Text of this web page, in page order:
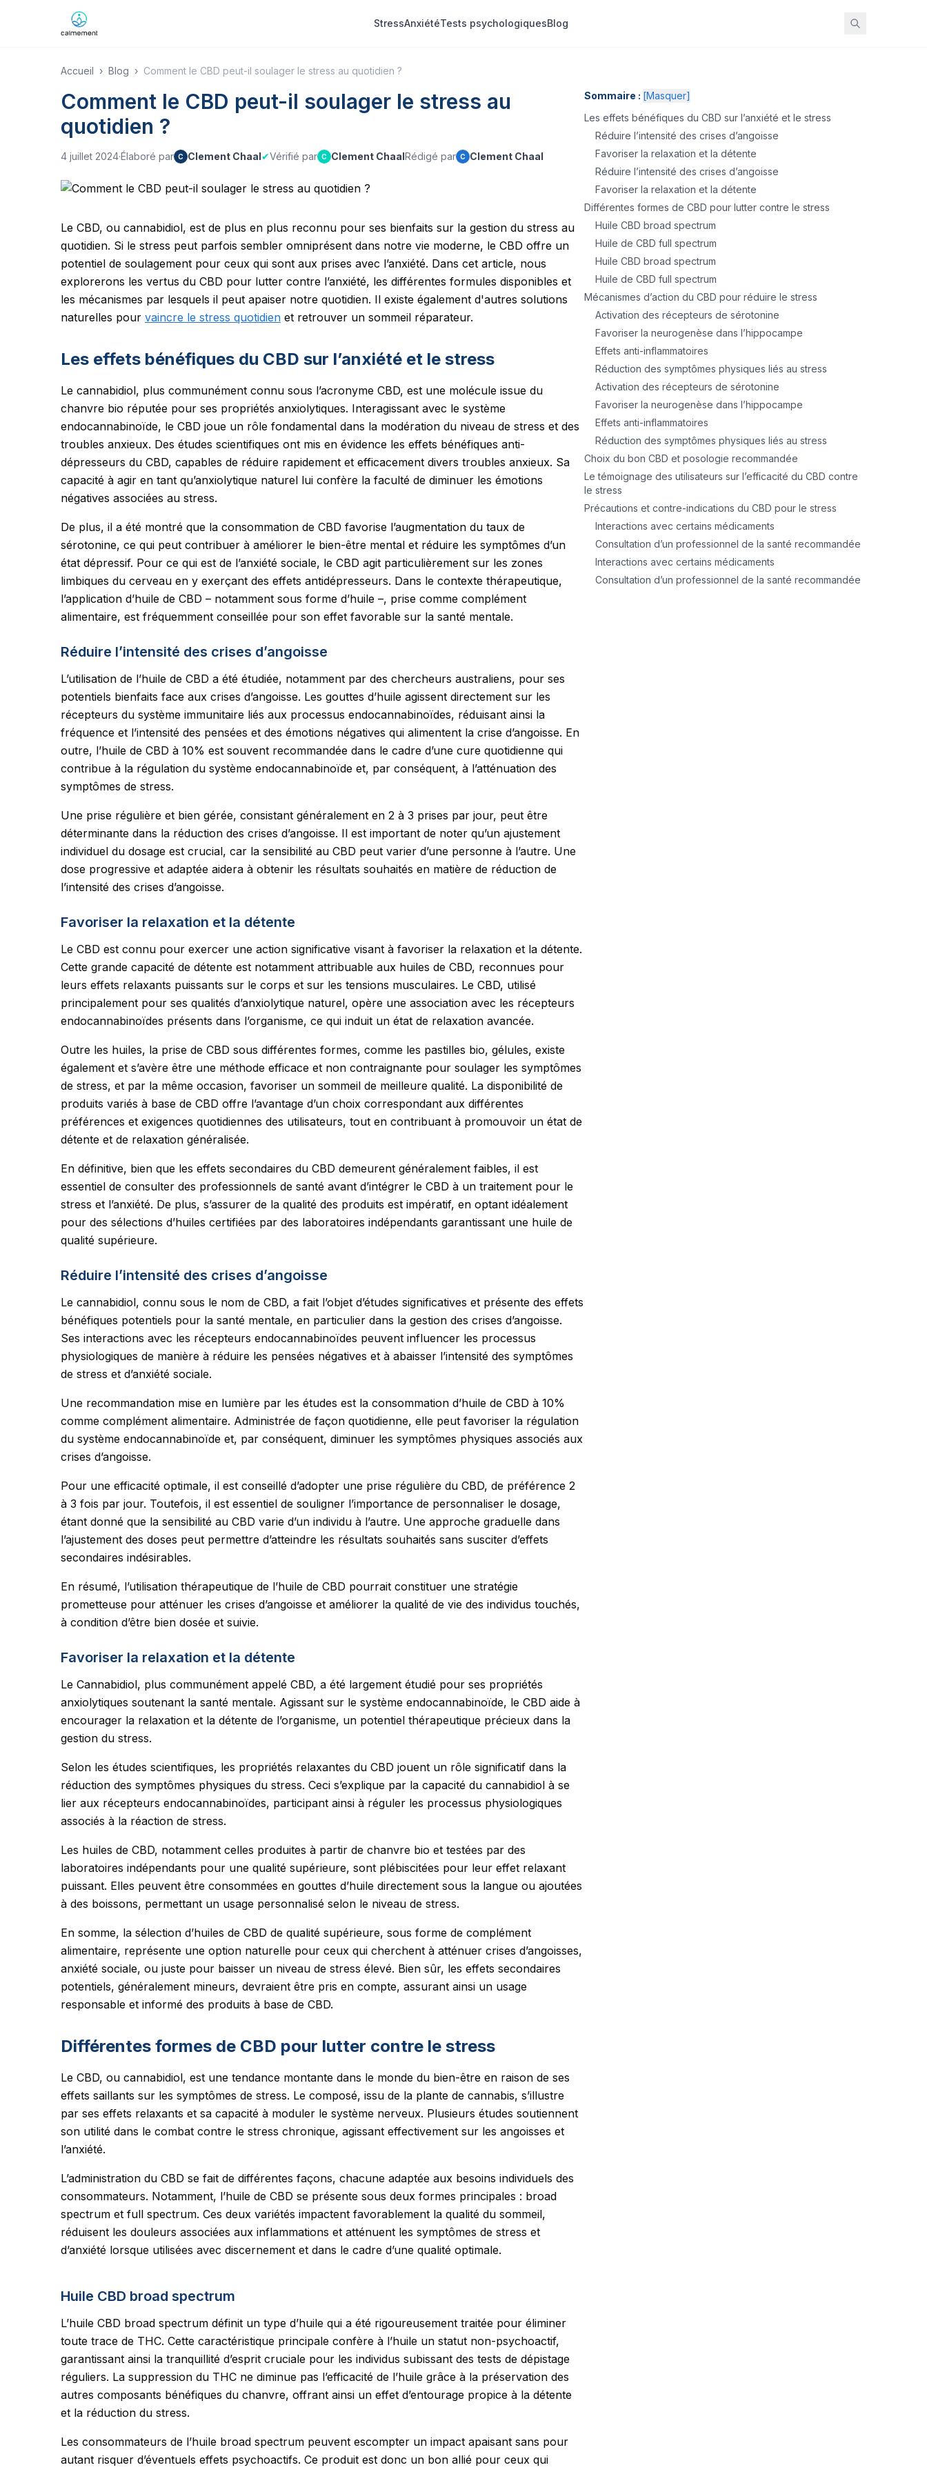
StressAnxiétéTests psychologiquesBlog
Accueil › Blog › Comment le CBD peut-il soulager le stress au quotidien ?
Comment le CBD peut-il soulager le stress au
quotidien ?
4 juillet 2024·Élaboré par C Clement Chaal✔Vérifié par C Clement ChaalRédigé par C Clement Chaal
Le CBD, ou cannabidiol, est de plus en plus reconnu pour ses bienfaits sur la gestion du stress au
quotidien. Si le stress peut parfois sembler omniprésent dans notre vie moderne, le CBD offre un
potentiel de soulagement pour ceux qui sont aux prises avec l’anxiété. Dans cet article, nous
explorerons les vertus du CBD pour lutter contre l’anxiété, les différentes formules disponibles et
les mécanismes par lesquels il peut apaiser notre quotidien. Il existe également d'autres solutions
naturelles pour vaincre le stress quotidien et retrouver un sommeil réparateur.
Les effets bénéfiques du CBD sur l’anxiété et le stress
Le cannabidiol, plus communément connu sous l’acronyme CBD, est une molécule issue du
chanvre bio réputée pour ses propriétés anxiolytiques. Interagissant avec le système
endocannabinoïde, le CBD joue un rôle fondamental dans la modération du niveau de stress et des
troubles anxieux. Des études scientifiques ont mis en évidence les effets bénéfiques anti-
dépresseurs du CBD, capables de réduire rapidement et efficacement divers troubles anxieux. Sa
capacité à agir en tant qu’anxiolytique naturel lui confère la faculté de diminuer les émotions
négatives associées au stress.
De plus, il a été montré que la consommation de CBD favorise l’augmentation du taux de
sérotonine, ce qui peut contribuer à améliorer le bien-être mental et réduire les symptômes d’un
état dépressif. Pour ce qui est de l’anxiété sociale, le CBD agit particulièrement sur les zones
limbiques du cerveau en y exerçant des effets antidépresseurs. Dans le contexte thérapeutique,
l’application d’huile de CBD – notamment sous forme d’huile –, prise comme complément
alimentaire, est fréquemment conseillée pour son effet favorable sur la santé mentale.
Réduire l’intensité des crises d’angoisse
L’utilisation de l’huile de CBD a été étudiée, notamment par des chercheurs australiens, pour ses
potentiels bienfaits face aux crises d’angoisse. Les gouttes d’huile agissent directement sur les
récepteurs du système immunitaire liés aux processus endocannabinoïdes, réduisant ainsi la
fréquence et l’intensité des pensées et des émotions négatives qui alimentent la crise d’angoisse. En
outre, l’huile de CBD à 10% est souvent recommandée dans le cadre d’une cure quotidienne qui
contribue à la régulation du système endocannabinoïde et, par conséquent, à l’atténuation des
symptômes de stress.
Une prise régulière et bien gérée, consistant généralement en 2 à 3 prises par jour, peut être
déterminante dans la réduction des crises d’angoisse. Il est important de noter qu’un ajustement
individuel du dosage est crucial, car la sensibilité au CBD peut varier d’une personne à l’autre. Une
dose progressive et adaptée aidera à obtenir les résultats souhaités en matière de réduction de
l’intensité des crises d’angoisse.
Favoriser la relaxation et la détente
Le CBD est connu pour exercer une action significative visant à favoriser la relaxation et la détente.
Cette grande capacité de détente est notamment attribuable aux huiles de CBD, reconnues pour
leurs effets relaxants puissants sur le corps et sur les tensions musculaires. Le CBD, utilisé
principalement pour ses qualités d’anxiolytique naturel, opère une association avec les récepteurs
endocannabinoïdes présents dans l’organisme, ce qui induit un état de relaxation avancée.
Outre les huiles, la prise de CBD sous différentes formes, comme les pastilles bio, gélules, existe
également et s’avère être une méthode efficace et non contraignante pour soulager les symptômes
de stress, et par la même occasion, favoriser un sommeil de meilleure qualité. La disponibilité de
produits variés à base de CBD offre l’avantage d’un choix correspondant aux différentes
préférences et exigences quotidiennes des utilisateurs, tout en contribuant à promouvoir un état de
détente et de relaxation généralisée.
En définitive, bien que les effets secondaires du CBD demeurent généralement faibles, il est
essentiel de consulter des professionnels de santé avant d’intégrer le CBD à un traitement pour le
stress et l’anxiété. De plus, s’assurer de la qualité des produits est impératif, en optant idéalement
pour des sélections d’huiles certifiées par des laboratoires indépendants garantissant une huile de
qualité supérieure.
Réduire l’intensité des crises d’angoisse
Le cannabidiol, connu sous le nom de CBD, a fait l’objet d’études significatives et présente des effets
bénéfiques potentiels pour la santé mentale, en particulier dans la gestion des crises d’angoisse.
Ses interactions avec les récepteurs endocannabinoïdes peuvent influencer les processus
physiologiques de manière à réduire les pensées négatives et à abaisser l’intensité des symptômes
de stress et d’anxiété sociale.
Une recommandation mise en lumière par les études est la consommation d’huile de CBD à 10%
comme complément alimentaire. Administrée de façon quotidienne, elle peut favoriser la régulation
du système endocannabinoïde et, par conséquent, diminuer les symptômes physiques associés aux
crises d’angoisse.
Pour une efficacité optimale, il est conseillé d’adopter une prise régulière du CBD, de préférence 2
à 3 fois par jour. Toutefois, il est essentiel de souligner l’importance de personnaliser le dosage,
étant donné que la sensibilité au CBD varie d’un individu à l’autre. Une approche graduelle dans
l’ajustement des doses peut permettre d’atteindre les résultats souhaités sans susciter d’effets
secondaires indésirables.
En résumé, l’utilisation thérapeutique de l’huile de CBD pourrait constituer une stratégie
prometteuse pour atténuer les crises d’angoisse et améliorer la qualité de vie des individus touchés,
à condition d’être bien dosée et suivie.
Favoriser la relaxation et la détente
Le Cannabidiol, plus communément appelé CBD, a été largement étudié pour ses propriétés
anxiolytiques soutenant la santé mentale. Agissant sur le système endocannabinoïde, le CBD aide à
encourager la relaxation et la détente de l’organisme, un potentiel thérapeutique précieux dans la
gestion du stress.
Selon les études scientifiques, les propriétés relaxantes du CBD jouent un rôle significatif dans la
réduction des symptômes physiques du stress. Ceci s’explique par la capacité du cannabidiol à se
lier aux récepteurs endocannabinoïdes, participant ainsi à réguler les processus physiologiques
associés à la réaction de stress.
Les huiles de CBD, notamment celles produites à partir de chanvre bio et testées par des
laboratoires indépendants pour une qualité supérieure, sont plébiscitées pour leur effet relaxant
puissant. Elles peuvent être consommées en gouttes d’huile directement sous la langue ou ajoutées
à des boissons, permettant un usage personnalisé selon le niveau de stress.
En somme, la sélection d’huiles de CBD de qualité supérieure, sous forme de complément
alimentaire, représente une option naturelle pour ceux qui cherchent à atténuer crises d’angoisses,
anxiété sociale, ou juste pour baisser un niveau de stress élevé. Bien sûr, les effets secondaires
potentiels, généralement mineurs, devraient être pris en compte, assurant ainsi un usage
responsable et informé des produits à base de CBD.
Différentes formes de CBD pour lutter contre le stress
Le CBD, ou cannabidiol, est une tendance montante dans le monde du bien-être en raison de ses
effets saillants sur les symptômes de stress. Le composé, issu de la plante de cannabis, s’illustre
par ses effets relaxants et sa capacité à moduler le système nerveux. Plusieurs études soutiennent
son utilité dans le combat contre le stress chronique, agissant effectivement sur les angoisses et
l’anxiété.
L’administration du CBD se fait de différentes façons, chacune adaptée aux besoins individuels des
consommateurs. Notamment, l’huile de CBD se présente sous deux formes principales : broad
spectrum et full spectrum. Ces deux variétés impactent favorablement la qualité du sommeil,
réduisent les douleurs associées aux inflammations et atténuent les symptômes de stress et
d’anxiété lorsque utilisées avec discernement et dans le cadre d’une qualité optimale.
Huile CBD broad spectrum
L’huile CBD broad spectrum définit un type d’huile qui a été rigoureusement traitée pour éliminer
toute trace de THC. Cette caractéristique principale confère à l’huile un statut non-psychoactif,
garantissant ainsi la tranquillité d’esprit cruciale pour les individus subissant des tests de dépistage
réguliers. La suppression du THC ne diminue pas l’efficacité de l’huile grâce à la préservation des
autres composants bénéfiques du chanvre, offrant ainsi un effet d’entourage propice à la détente
et la réduction du stress.
Les consommateurs de l’huile broad spectrum peuvent escompter un impact apaisant sans pour
autant risquer d’éventuels effets psychoactifs. Ce produit est donc un bon allié pour ceux qui
Sommaire : [Masquer]
Les effets bénéfiques du CBD sur l’anxiété et le stress
Réduire l’intensité des crises d’angoisse
Favoriser la relaxation et la détente
Réduire l’intensité des crises d’angoisse
Favoriser la relaxation et la détente
Différentes formes de CBD pour lutter contre le stress
Huile CBD broad spectrum
Huile de CBD full spectrum
Huile CBD broad spectrum
Huile de CBD full spectrum
Mécanismes d’action du CBD pour réduire le stress
Activation des récepteurs de sérotonine
Favoriser la neurogenèse dans l’hippocampe
Effets anti-inflammatoires
Réduction des symptômes physiques liés au stress
Activation des récepteurs de sérotonine
Favoriser la neurogenèse dans l’hippocampe
Effets anti-inflammatoires
Réduction des symptômes physiques liés au stress
Choix du bon CBD et posologie recommandée
Le témoignage des utilisateurs sur l’efficacité du CBD contre
le stress
Précautions et contre-indications du CBD pour le stress
Interactions avec certains médicaments
Consultation d’un professionnel de la santé recommandée
Interactions avec certains médicaments
Consultation d’un professionnel de la santé recommandée